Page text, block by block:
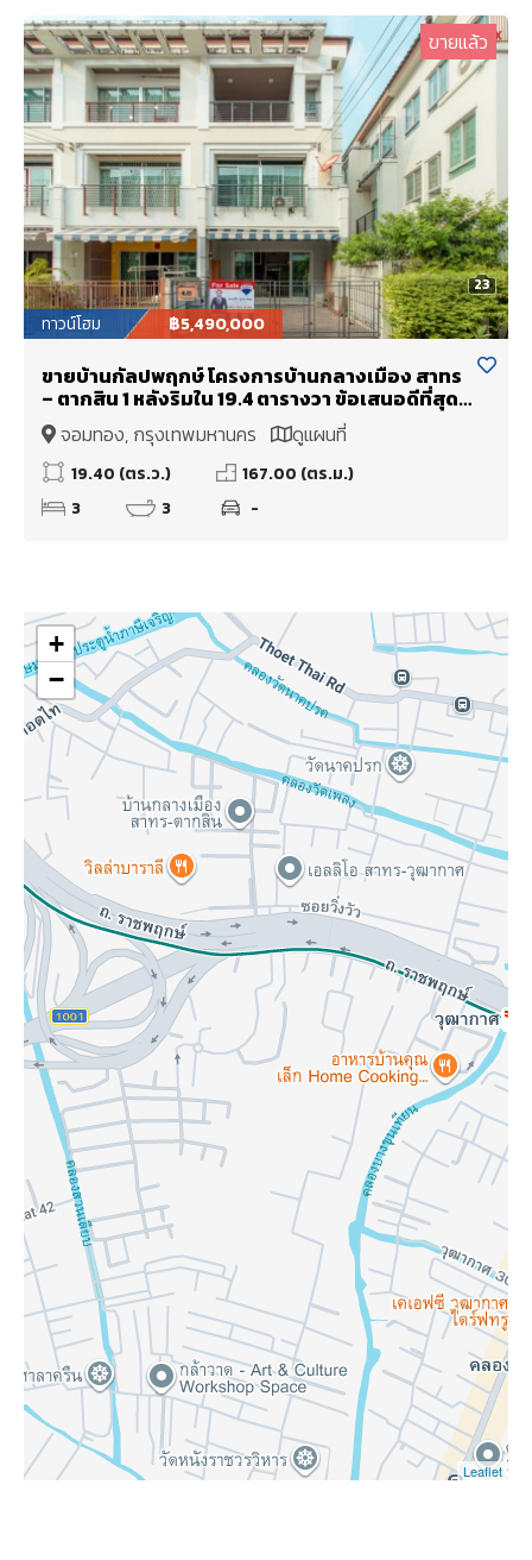
23
ขายแล้ว
ทาวน์โฮม ฿5,490,000
ขายบ้านกัลปพฤกษ์ โครงการบ้านกลางเมือง สาทร
– ตากสิน 1 หลังริมใน 19.4 ตารางวา ข้อเสนอดีที่สุด
ในโครงการ
จอมทอง, กรุงเทพมหานคร ดูแผนที่
19.40 (ตร.ว.)
167.00 (ตร.ม.)
3
3 -
+
−
Leaflet